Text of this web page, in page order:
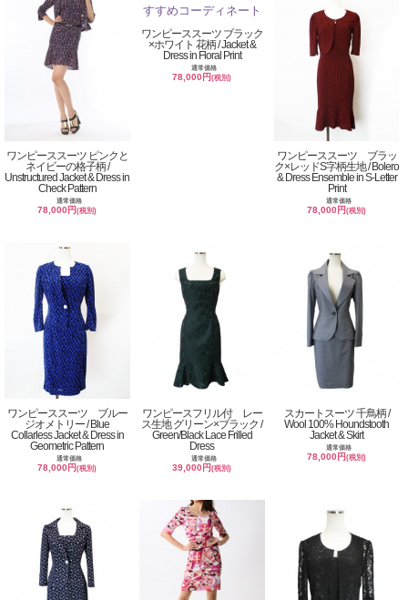
ワンピーススーツ ピンクと
ネイビーの格子柄 /
Unstructured Jacket & Dress in
Check Pattern
通常価格
78,000円(税別)
ワンピーススーツ ブラック
×ホワイト 花柄 / Jacket &
Dress in Floral Print
通常価格
78,000円(税別)
ワンピーススーツ ブラッ
ク×レッドS字柄生地 / Bolero
& Dress Ensemble in S-Letter
Print
通常価格
78,000円(税別)
ワンピーススーツ ブルー
ジオメトリー / Blue
Collarless Jacket & Dress in
Geometric Pattern
通常価格
78,000円(税別)
ワンピースフリル付 レー
ス生地 グリーン×ブラック /
Green/Black Lace Frilled
Dress
通常価格
39,000円(税別)
スカートスーツ 千鳥柄 /
Wool 100% Houndstooth
Jacket & Skirt
通常価格
78,000円(税別)